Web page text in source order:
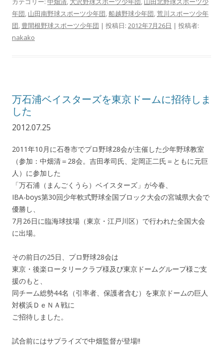
年団, 山田南野球スポーツ少年団,船越野球少年団,荒川スポーツ少年
団, 豊間根野球スポーツ少年団 | 投稿日: 2012年7月26日 | 投稿者:
nakako
万石浦ベイスターズを東京ドームに招待しま
した
2012.07.25
2011年10月に石巻市でプロ野球28会が主催した少年野球教室
（参加：中畑清＝28会。吉田孝司氏、定岡正二氏＝ともに元巨
人）に参加した
「万石浦（まんごくうら）ベイスターズ」が今春、
IBA-boys第30回少年軟式野球全国ブロック大会の宮城県大会で
優勝し、
7月26日に臨海球技場（東京・江戸川区）で行われた全国大会
に出場。
その前日の25日、プロ野球28会は
東京・後楽ロータリークラブ様及び東京ドームグループ様ご支
援のもと、
同チーム総勢44名（引率者、保護者含む）を東京ドームの巨人
対横浜ＤｅＮＡ戦に
ご招待しました。
試合前にはサプライズで中畑監督が登場!!